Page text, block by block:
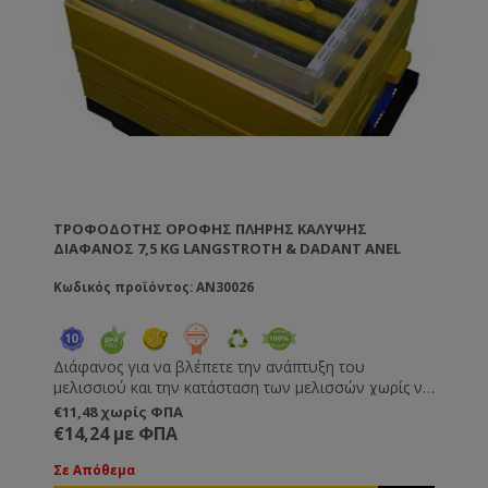
ΤΡΟΦΟΔΌΤΗΣ ΟΡΟΦΉΣ ΠΛΉΡΗΣ ΚΆΛΥΨΗΣ
ΔΙΑΦΑΝΟΣ 7,5 KG LANGSTROTH & DADANT ANEL
Κωδικός προϊόντος: AN30026
Διάφανος για να βλέπετε την ανάπτυξη του
μελισσιού και την κατάσταση των μελισσών χωρίς να
χρειαστεί να τον σηκώσετε. Ο επαγγελματικός
τροφοδότης οροφής, το απόλυτο εργαλείο
τροφοδοσίας προσφέρει τα παρακάτω: • Mονώνει το
εσωτερικό της κυψέλης από το κρύο και τη ζέστη •
€11,48 χωρίς ΦΠΑ
€14,24 με ΦΠΑ
Σε Απόθεμα